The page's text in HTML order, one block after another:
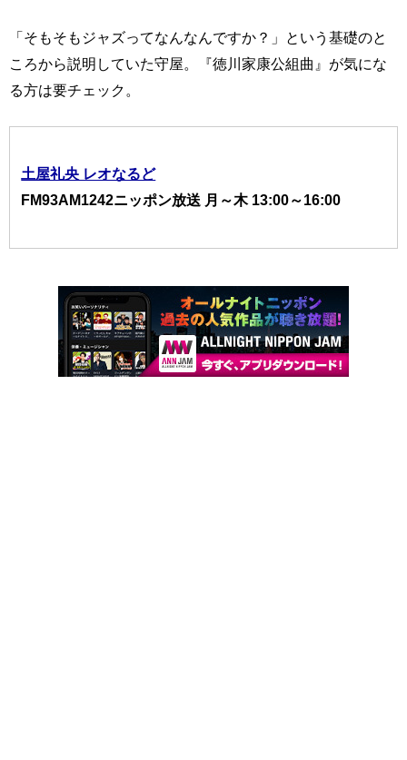
「そもそもジャズってなんなんですか？」という基礎のと
ころから説明していた守屋。『徳川家康公組曲』が気にな
る方は要チェック。
土屋礼央 レオなるど
FM93AM1242ニッポン放送 月～木 13:00～16:00